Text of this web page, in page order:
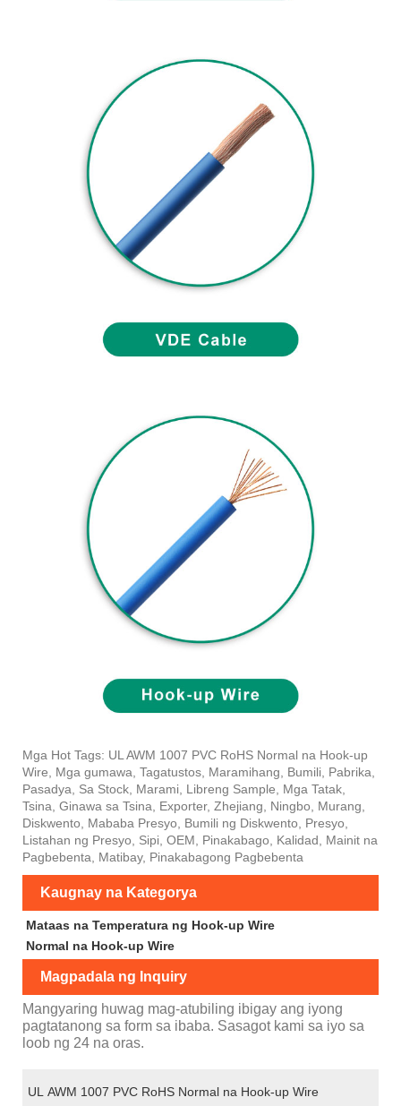
Mga Hot Tags: UL AWM 1007 PVC RoHS Normal na Hook-up
Wire, Mga gumawa, Tagatustos, Maramihang, Bumili, Pabrika,
Pasadya, Sa Stock, Marami, Libreng Sample, Mga Tatak,
Tsina, Ginawa sa Tsina, Exporter, Zhejiang, Ningbo, Murang,
Diskwento, Mababa Presyo, Bumili ng Diskwento, Presyo,
Listahan ng Presyo, Sipi, OEM, Pinakabago, Kalidad, Mainit na
Pagbebenta, Matibay, Pinakabagong Pagbebenta
Kaugnay na Kategorya
Mataas na Temperatura ng Hook-up Wire
Normal na Hook-up Wire
Magpadala ng Inquiry
Mangyaring huwag mag-atubiling ibigay ang iyong
pagtatanong sa form sa ibaba. Sasagot kami sa iyo sa
loob ng 24 na oras.